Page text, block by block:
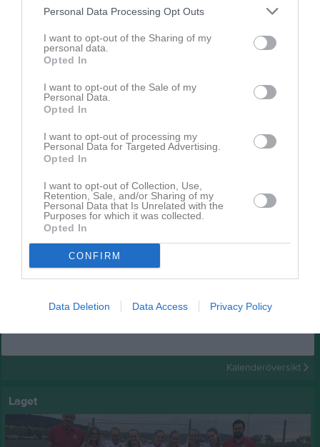
Personal Data Processing Opt Outs
I want to opt-out of the Sharing of my
personal data.
Opted In
I want to opt-out of the Sale of my
Personal Data.
Opted In
I want to opt-out of processing my
Personal Data for Targeted Advertising.
Opted In
I want to opt-out of Collection, Use,
Retention, Sale, and/or Sharing of my
Personal Data that Is Unrelated with the
Purposes for which it was collected.
Opted In
CONFIRM
Data Deletion Data Access Privacy Policy
GAISramsa
Senast uppdaterade album
Månsarp borta
På gång Kalender
Kalenderöversikt
Laget